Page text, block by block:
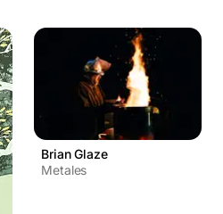
Brian Glaze
Metales